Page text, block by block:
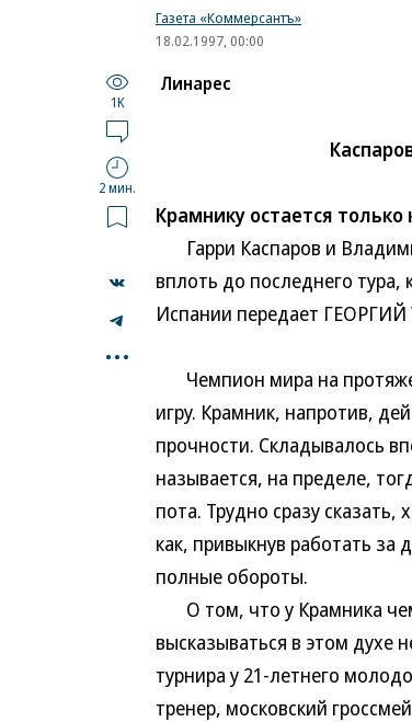
Газета «Коммерсантъ»
18.02.1997, 00:00
1K
2 мин.
...
Линарес
Крамнику остается
Гарри Каспаров и
вплоть до последнего
Испании передает
Чемпион мира на
игру. Крамник, напротив,
прочности. Складывалось
называется, на пределе,
пота. Трудно сразу
как, привыкнув работать
полные обороты.
О том, что у Крамника
высказываться в этом духе
турнира у 21-летнего
тренер, московский